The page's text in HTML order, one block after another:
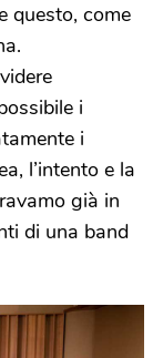
questo, come
i
i
l’intento e la
già in
di una band